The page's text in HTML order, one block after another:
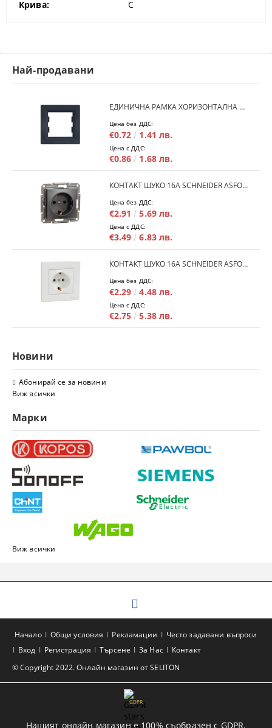
Крива:
C
Най-продавани
ЕДИНИЧНА РАМКА ХОРИЗОНТАЛНА SCHNEIDER ASFORA EPH5800171 - АНТРАЦИТ
Цена без ДДС:
€0.72 1.41 лв.
Цена с ДДС:
€0.86 1.68 лв.
КОНТАКТ ШУКО 16A SCHNEIDER ASFORA EPH2900171 - АНРАЦИТ
Цена без ДДС:
€2.91 5.69 лв.
Цена с ДДС:
€3.49 6.83 лв.
КОНТАКТ ШУКО 16A SCHNEIDER ASFORA EPH2900121 - БЯЛ
Цена без ДДС:
€2.29 4.48 лв.
Цена с ДДС:
€2.75 5.38 лв.
Новини
Абонирай се за новини
Виж всички
Марки
Виж всички
© Copyright 2022. Онлайн магазин от SELITON
Начало Общи условия Рекламации
Често задавани въпроси
Вход
Регистрация Търсене За Нас Контакт
GDPR
Нашият онлайн магазин е 100% съобразен с GDPR.